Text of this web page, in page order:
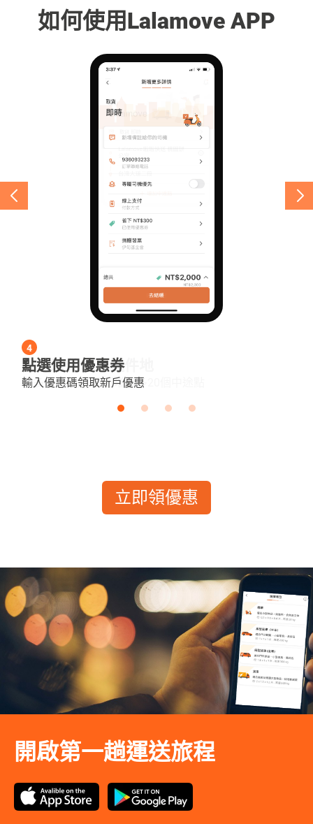
如何使用Lalamove APP
4
點選使用優惠券
輸入優惠碼領取新戶優惠
1
輸入取件地與送件地
有多個配送點 可新增最多20個中途點
2
選擇車型並選擇需要的額外服務
如搬運上下樓、不可壓/易碎
3
選擇付款方式
可用現金付款或儲值支付
4
點選使用優惠券
輸入優惠碼領取新戶優惠
1
輸入取件地與送件地
有多個配送點 可新增最多20個中途點
立即領優惠
開啟第一趟運送旅程